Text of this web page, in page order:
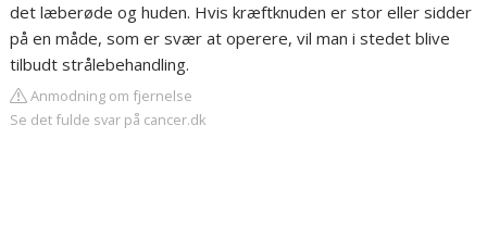
det læberøde og huden. Hvis kræftknuden er stor eller sidder
på en måde, som er svær at operere, vil man i stedet blive
tilbudt strålebehandling.
Anmodning om fjernelse
Se det fulde svar på cancer.dk